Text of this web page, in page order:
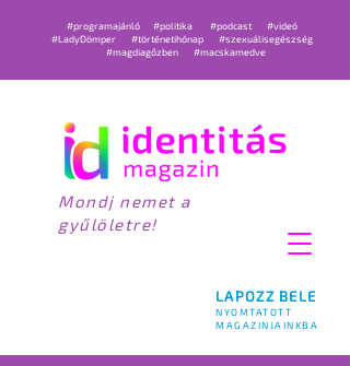
LAPOZZ BELE
NYOMTATOTT
MAGAZINJAINKBA
#programajánló #politika #podcast
#videó
#LadyDömper
#történetihónap
#szexuálisegészség
#magdiagőzben
#macskamedve
Mondj nemet a
gyűlöletre!